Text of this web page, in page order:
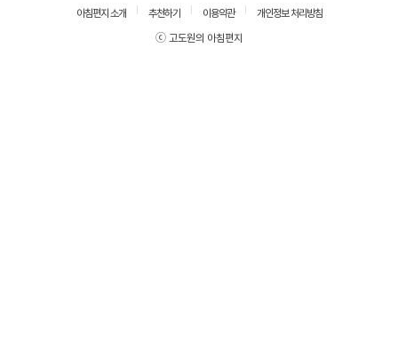
아침편지 소개 추천하기 이용약관
개인정보 처리방침
ⓒ 고도원의 아침편지